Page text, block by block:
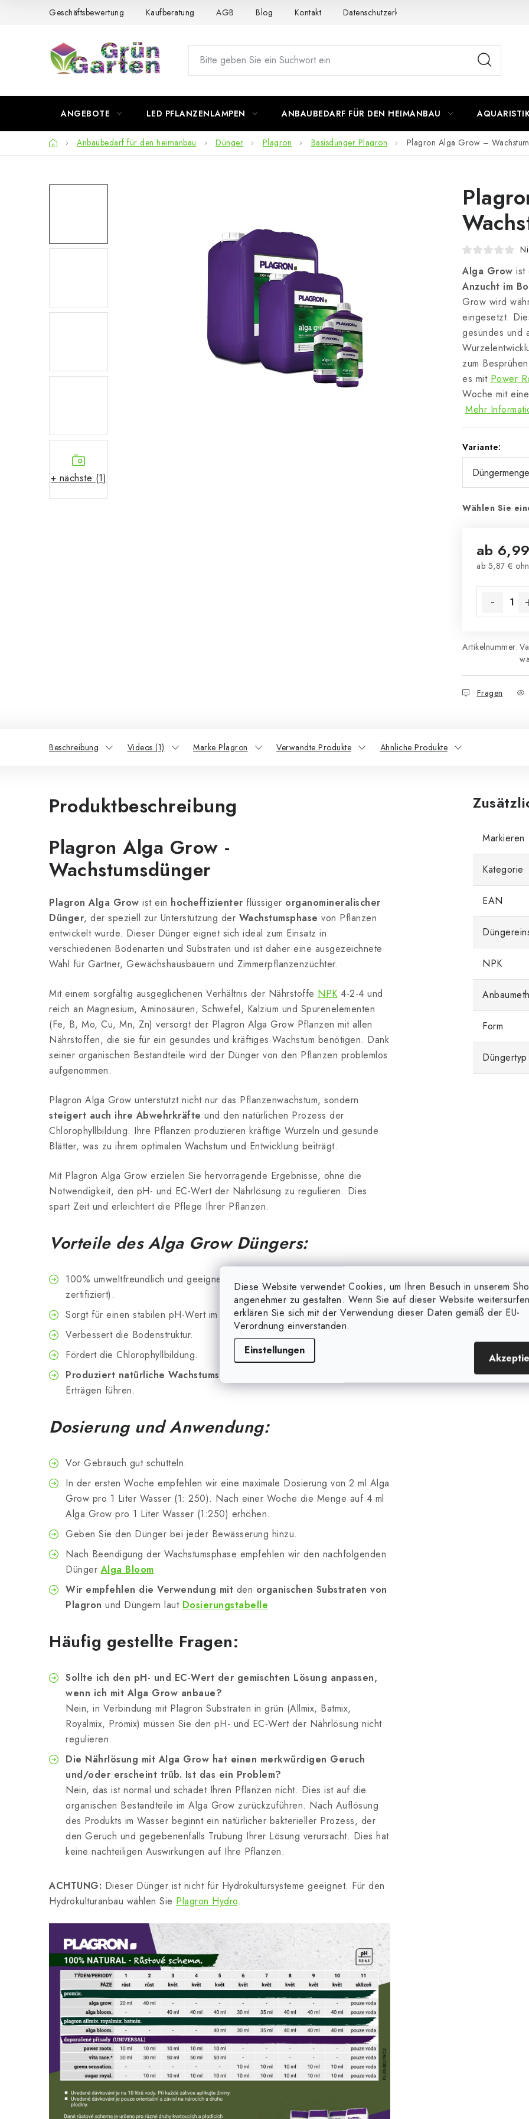
Diese Website verwendet Cookies, um Ihren Besuch in unserem
angenehmer zu gestalten. Wenn Sie auf dieser Website
erklären Sie sich mit der Verwendung dieser Daten gemäß der EU-
Verordnung einverstanden.
Einstellungen
Geschäftsbewertung Kaufberatung AGB Blog Kontakt Datenschutzerklärung
ANGEBOTE LED PFLANZENLAMPEN ANBAUBEDARF FÜR DEN HEIMANBAU
StartseiteAnbaubedarf für den heimanbau Dünger Plagron Basisdünger Plagron Plagron Alga Grow –
+ nächste (1)
Alga Grow ist
Anzucht im
Grow wird
eingesetzt.
gesundes und
zum
es mit Power
Woche mit
Mehr
Variante:
Wählen Sie
ab
ab 5,87 €
Artikelnummer:
Fragen
Beschreibung Videos (1) Marke Plagron Verwandte Produkte Ähnliche Produkte
Produktbeschreibung
Plagron Alga Grow -
Wachstumsdünger
Plagron Alga Grow ist ein hocheffizienter flüssiger organomineralischer
Dünger, der speziell zur Unterstützung der Wachstumsphase von Pflanzen
entwickelt wurde. Dieser Dünger eignet sich ideal zum Einsatz in
verschiedenen Bodenarten und Substraten und ist daher eine ausgezeichnete
Wahl für Gärtner, Gewächshausbauern und Zimmerpflanzenzüchter.
Mit einem sorgfältig ausgeglichenen Verhältnis der Nährstoffe NPK 4-2-4 und
reich an Magnesium, Aminosäuren, Schwefel, Kalzium und Spurenelementen
(Fe, B, Mo, Cu, Mn, Zn) versorgt der Plagron Alga Grow Pflanzen mit allen
Nährstoffen, die sie für ein gesundes und kräftiges Wachstum benötigen. Dank
seiner organischen Bestandteile wird der Dünger von den Pflanzen problemlos
aufgenommen.
Plagron Alga Grow unterstützt nicht nur das Pflanzenwachstum, sondern
steigert auch ihre Abwehrkräfte und den natürlichen Prozess der
Chlorophyllbildung. Ihre Pflanzen produzieren kräftige Wurzeln und gesunde
Blätter, was zu ihrem optimalen Wachstum und Entwicklung beiträgt.
Mit Plagron Alga Grow erzielen Sie hervorragende Ergebnisse, ohne die
Notwendigkeit, den pH- und EC-Wert der Nährlösung zu regulieren. Dies
spart Zeit und erleichtert die Pflege Ihrer Pflanzen.
Vorteile des Alga Grow Düngers:
100% umweltfreundlich und geeignet für den ökologischen Landbau (CU-
zertifiziert).
Sorgt für einen stabilen pH-Wert im Boden.
Verbessert die Bodenstruktur.
Fördert die Chlorophyllbildung.
Produziert natürliche Wachstums- und Blütenhormone
Erträgen führen.
Dosierung und Anwendung:
Vor Gebrauch gut schütteln.
In der ersten Woche empfehlen wir eine maximale Dosierung von 2 ml Alga
Grow pro 1 Liter Wasser (1: 250). Nach einer Woche die Menge auf 4 ml
Alga Grow pro 1 Liter Wasser (1:250) erhöhen.
Geben Sie den Dünger bei jeder Bewässerung hinzu.
Nach Beendigung der Wachstumsphase empfehlen wir den nachfolgenden
DüngerAlga Bloom
Wir empfehlen die Verwendung mit den organischen Substraten von
Plagron und Düngern laut Dosierungstabelle
Häufig gestellte Fragen:
Sollte ich den pH- und EC-Wert der gemischten Lösung anpassen,
wenn ich mit Alga Grow anbaue?
Nein, in Verbindung mit Plagron Substraten in grün (Allmix, Batmix,
Royalmix, Promix) müssen Sie den pH- und EC-Wert der Nährlösung nicht
regulieren.
Die Nährlösung mit Alga Grow hat einen merkwürdigen Geruch
und/oder erscheint trüb. Ist das ein Problem?
Nein, das ist normal und schadet Ihren Pflanzen nicht. Dies ist auf die
organischen Bestandteile im Alga Grow zurückzuführen. Nach Auflösung
des Produkts im Wasser beginnt ein natürlicher bakterieller Prozess, der
den Geruch und gegebenenfalls Trübung Ihrer Lösung verursacht. Dies hat
keine nachteiligen Auswirkungen auf Ihre Pflanzen.
ACHTUNG: Dieser Dünger ist nicht für Hydrokultursysteme geeignet. Für den
Hydrokulturanbau wählen Sie Plagron Hydro.
Markieren
Kategorie
EAN
NPK
Form
Düngertyp